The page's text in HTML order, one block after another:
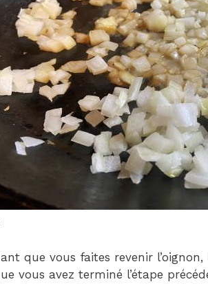
que vous faites revenir l’oignon,
vous avez terminé l’étape